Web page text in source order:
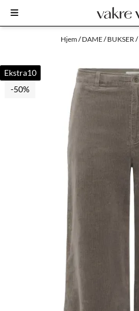
Hopp til innhold
Hjem/DAME/BUKSER /
Ekstra10
-50%